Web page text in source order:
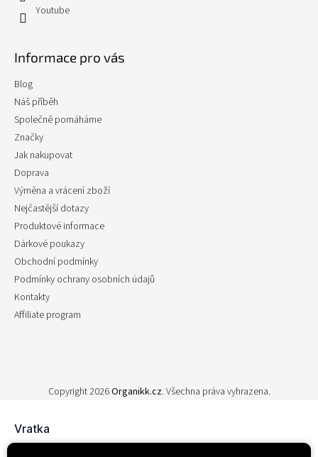
Youtube
Informace pro vás
Blog
Náš příběh
Společně pomáháme
Značky
Jak nakupovat
Doprava
Výměna a vrácení zboží
Nejčastější dotazy
Produktové informace
Dárkové poukazy
Obchodní podmínky
Podmínky ochrany osobních údajů
Kontakty
Affiliate program
Copyright 2026Organikk.cz. Všechna práva vyhrazena.